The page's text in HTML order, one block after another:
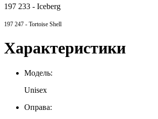
197 233 - Iceberg
197 247 - Tortoise Shell
Характеристики
Модель:
Unisex
Оправа: